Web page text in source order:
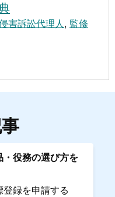
害訴訟代理人 , 監修
役務の選び方を
録を申請する